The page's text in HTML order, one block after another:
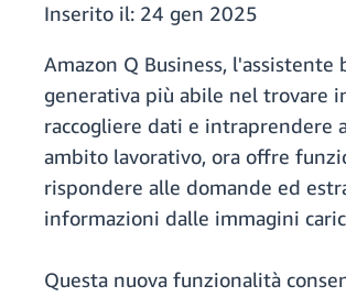
Inserito il: 24 gen 2025
Amazon Q Business, l'assistente
generativa più abile nel trovare
raccogliere dati e intraprendere
ambito lavorativo, ora offre
rispondere alle domande ed
informazioni dalle immagini
Questa nuova funzionalità